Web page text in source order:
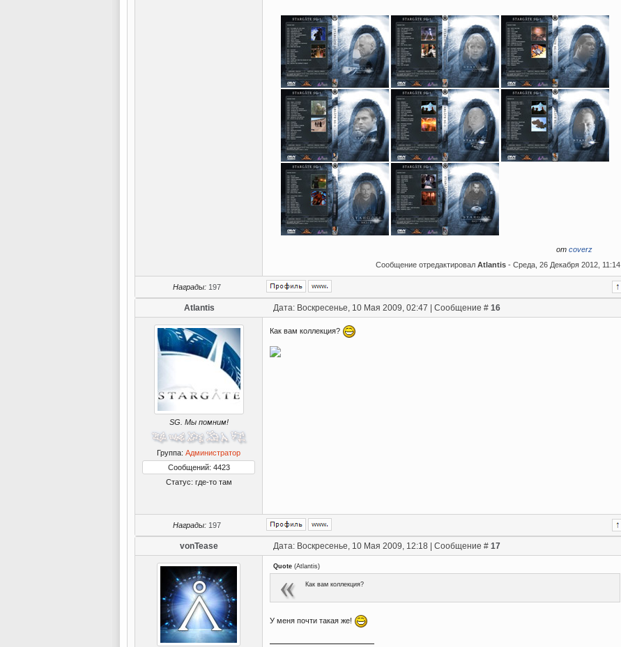
от coverz
Сообщение отредактировал Atlantis - Среда, 26 Декабря 2012, 11:14
Награды: 197
Atlantis Дата: Воскресенье, 10 Мая 2009, 02:47 | Сообщение # 16
SG. Мы помним!
Группа: Администратор
Сообщений: 4423
Статус: где-то там
Как вам коллекция?
Награды: 197
vonTease Дата: Воскресенье, 10 Мая 2009, 12:18 | Сообщение # 17
Quote (Atlantis)
Как вам коллекция?
У меня почти такая же!